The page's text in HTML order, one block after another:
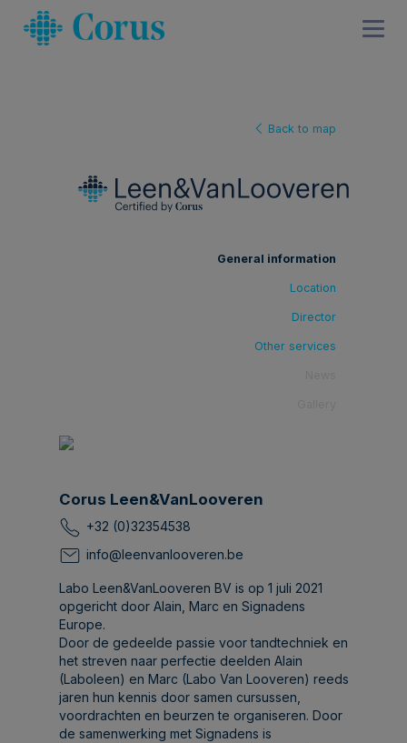
Back to map
General information
Location
Director
Other services
Corus Leen&VanLooveren
+32 (0)32354538
info@leenvanlooveren.be
Labo Leen&VanLooveren BV is op 1 juli 2021
opgericht door Alain, Marc en Signadens
Europe.
Door de gedeelde passie voor tandtechniek en
het streven naar perfectie deelden Alain
(Laboleen) en Marc (Labo Van Looveren) reeds
jaren hun kennis door samen cursussen,
voordrachten en beurzen te organiseren. Door
de samenwerking met Signadens is